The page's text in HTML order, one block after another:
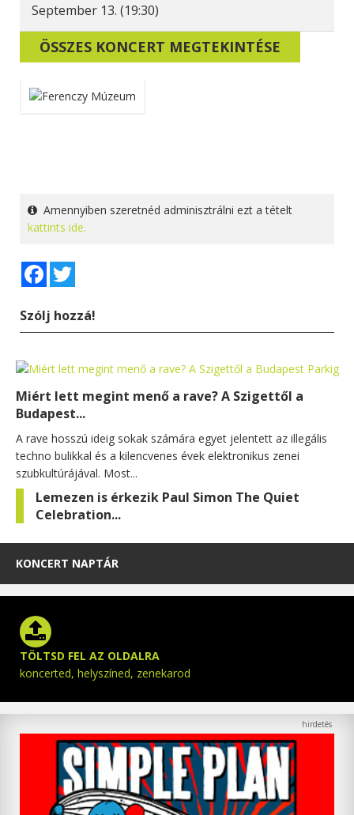
September 13. (19:30)
ÖSSZES KONCERT MEGTEKINTÉSE
Amennyiben szeretnéd adminisztrálni ezt a tételt
kattints ide.
Facebook
Szólj hozzá!
Miért lett megint menő a rave? A Szigettől a
Budapest...
A rave hosszú ideig sokak számára egyet jelentett az illegális
techno bulikkal és a kilencvenes évek elektronikus zenei
szubkultúrájával. Most...
Lemezen is érkezik Paul Simon The Quiet
Celebration...
KONCERT NAPTÁR
TÖLTSD FEL AZ OLDALRA
koncerted, helyszíned, zenekarod